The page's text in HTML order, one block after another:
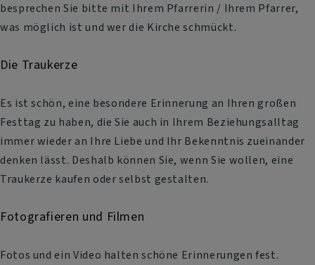
besprechen Sie bitte mit Ihrem Pfarrerin / Ihrem Pfarrer,
was möglich ist und wer die Kirche schmückt.
Die Traukerze
Es ist schön, eine besondere Erinnerung an Ihren großen
Festtag zu haben, die Sie auch in Ihrem Beziehungsalltag
immer wieder an Ihre Liebe und Ihr Bekenntnis zueinander
denken lässt. Deshalb können Sie, wenn Sie wollen, eine
Traukerze kaufen oder selbst gestalten.
Fotografieren und Filmen
Fotos und ein Video halten schöne Erinnerungen fest.